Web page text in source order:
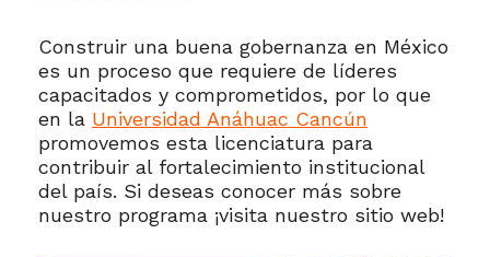
Construir una buena gobernanza en México
es un proceso que requiere de líderes
capacitados y comprometidos, por lo que
en la Universidad Anáhuac Cancún
promovemos esta licenciatura para
contribuir al fortalecimiento institucional
del país. Si deseas conocer más sobre
nuestro programa ¡visita nuestro sitio web!